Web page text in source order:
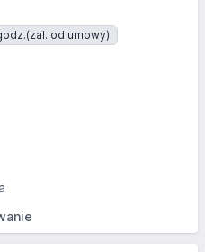
(zal. od umowy)